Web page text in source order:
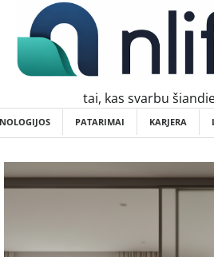
tai, kas svarbu
PATARIMAI KARJERA